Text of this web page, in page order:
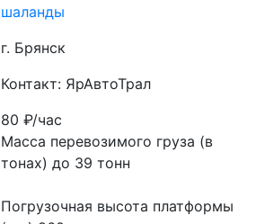
шаланды
г. Брянск
Контакт: ЯрАвтоТрал
80₽/час
Масса перевозимого груза (в
тонах) до 39 тонн
Погрузочная высота платформы